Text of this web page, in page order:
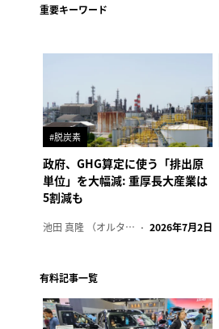
重要キーワード
#脱炭素
政府、GHG算定に使う「排出原
単位」を大幅減: 重厚長大産業は
5割減も
池田 真隆 （オルタナ輪番編集長） 2026年7月2日
有料記事一覧